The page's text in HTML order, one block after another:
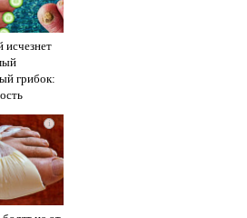
исчезнет
грибок:
i